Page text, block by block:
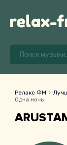
Релакс ФМ
Одна ночь